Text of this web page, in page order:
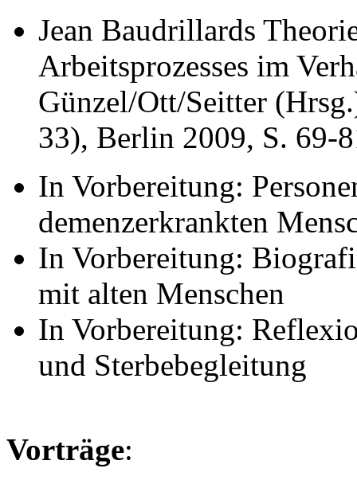
Jean Baudrillards
Arbeitsprozesses im
Günzel/Ott/Seitter
33), Berlin 2009, S. 69-
In Vorbereitung:
demenzerkrankten
In Vorbereitung:
mit alten Menschen
In Vorbereitung:
und Sterbebegleitung
Vorträge: